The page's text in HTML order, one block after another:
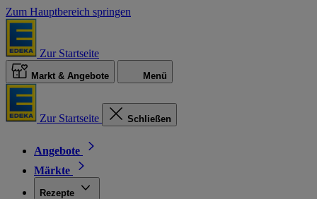
Zum Hauptbereich springen
Zur Startseite
Markt & Angebote Menü
Zur Startseite Schließen
Angebote
Märkte
Rezepte